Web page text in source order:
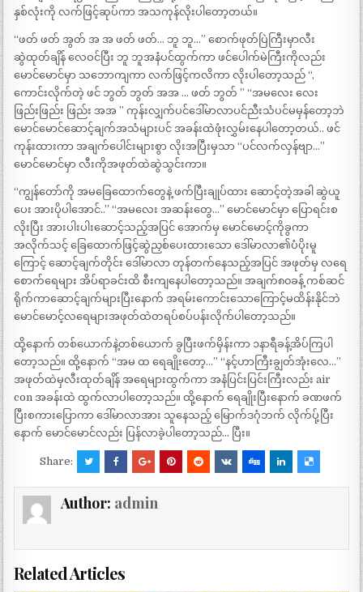
နှစ်လုံးကို လက်ဖြင့်ဆုပ်ကာ အသကုန်လိုးပါတော့တယ်။
“ဖတ် ဖတ် အွတ် အ အ ဖတ် ဖတ်… ဘူ ဘူ…” စောက်ဖုတ်ပြဲကြီးမှာလီး
ဆွဲထုတ်ချိန် လေဝင်ပြီး ဘူ ဘူအနံပင်ထွက်ကာ ဖင်ပေါက်မဲကြီးကိုလည်း
မောင်မောင်မှာ သဘောကျကာ လက်ဖြင့်ကလိကာ လိုးပါတော့သည် “,
ကောင်းလိုက်တဲ့ ဖင် ဘွတ် ဘွတ် အအ … ဖတ် ဘွတ် ” “အမလေး လေး
ဖြည်းဖြည်း ဖြည်း အအ ” ကုန်းလျှက်ပင်ဒေါ်မာလာပင်ညီးသံပင်မမှန်တော့ဘဲ
မောင်မောင်ဆောင့်ချက်အသံများပင် အခန်းထဲဖုံးလွှမ်းနေပါတော့တယ်.. ဖင်
ကုန်းထားကာ အချက်ပေါင်းများစွာ လိုးအပြီးမှသာ “ပင်လက်လှန်ဗျာ…”
မောင်မောင်မှာ လီးကိုအဖုတ်ထဲဆွဲသွင်းကာ။
“ကျွန်တော်ကို အမခြေထောက်တွေနဲ့ ဖက်ပြီးချုပ်ထား ဆောင့်တဲ့အခါ ဆွဲယူ
ပေး အားပိုပါအောင်..” “အမလေး အဆန်းတွေ…” မောင်မောင်မှာ ပြောရင်းစ
လိုးပြီး အားပါးပါးဆောင့်သည့်အပြင် အောက်မှ မောင်မောင့်ကိုခွကာ
အလိုက်သင့် ခြေထောက်ဖြင့်ဆွဲညှစ်ပေးထားသော ဒေါ်မာလာ၏ပံပိုးမူ
ကြောင့် ဆောင့်ချက်တိုင်း ဒေါ်မာလာ တုန်တက်နေသည့်အပြင် အဖုတ်မှ လရေ
စောက်ရေများ အိပ်ရာခင်းထိ စီးကျနေပါတော့သည်။ အချက်၈၀ခန့် ကစ်ဆင်
ရိုက်ကာဆောင့်ချက်များပြီးနောက် အရမ်းကောင်းသောကြောင့်မထိန်းနိုင်ဘဲ
မောင်မောင့်လရေများအဖုတ်ထဲတရပ်စပ်ပန်းလိုက်ပါတော့သည်။
ထို့နောက် တစ်ယောက်နဲ့တစ်ယောက် ခွပြီးဖက်မှိန်းကာ ၁နာရီခန့်အိပ်ကြပါ
တော့သည်။ ထို့နောက် “အမ ထ ရေချိုးတော့…” “နင့်ဟာကြီးချွတ်အုံးလေ…”
အဖုတ်ထဲမှလီးထုတ်ချိန် အရေများထွက်ကာ အနံပြင်းပြင်းကြီးလည်း air
con အခန်းထဲ ထွက်လာပါတော့သည်။ ထို့နောက် ရေချိုးပြီးနောက် ခဏဖက်
ပြီးစကားပြောကာ ဒေါ်မာလာအား သူနေသည့် မြောက်ဒဂုံဘက် လိုက်ပ်ု့ပြီး
နောက် မောင်မောင်လည်း ပြန်လာခဲ့ပါတော့သည်… ပြီး။
Share:
Author: admin
Related Articles